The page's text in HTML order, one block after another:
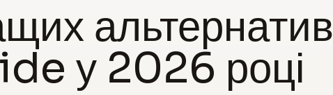
альтернатив
у 2026 році